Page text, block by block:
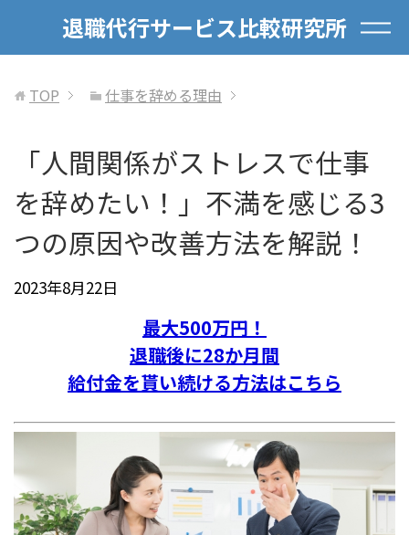
退職代行サービス比較研究所
TOP 仕事を辞める理由
「人間関係がストレスで仕事
を辞めたい！」不満を感じる3
つの原因や改善方法を解説！
2023年8月22日
最大500万円！
退職後に28か月間
給付金を貰い続ける方法はこちら